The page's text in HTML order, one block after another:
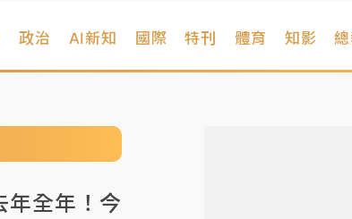
政治 AI新知 國際 特刊 體育 知影
年全年！今